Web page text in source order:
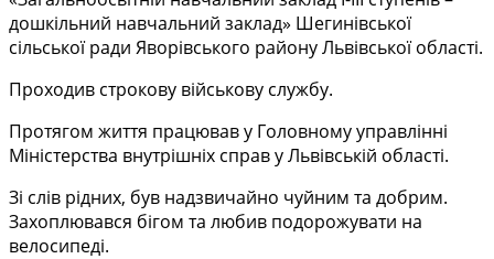
дошкільний навчальний заклад» Шегинівської
сільської ради Яворівського району Львівської області.
Проходив строкову військову службу.
Протягом життя працював у Головному управлінні
Міністерства внутрішніх справ у Львівській області.
Зі слів рідних, був надзвичайно чуйним та добрим.
Захоплювався бігом та любив подорожувати на
велосипеді.